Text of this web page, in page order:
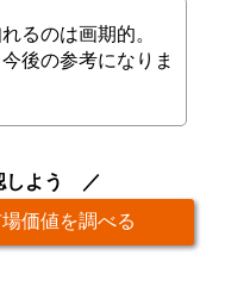
るのは画期的。
後の参考になりま
よう
価値を調べる